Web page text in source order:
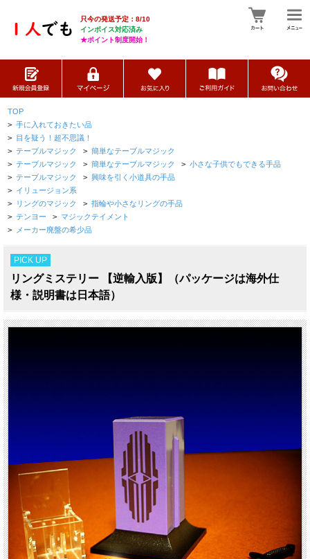
只今の発送予定：8/10
インボイス対応済み
★ポイント制度開始！
TOP
> 手に入れておきたい品
> 目を疑う！超不思議！
> テーブルマジック > 簡単なテーブルマジック
> テーブルマジック > 簡単なテーブルマジック > 小さな子供でもできる手品
> テーブルマジック > 興味を引く小道具の手品
> イリュージョン系
> リングのマジック > 指輪や小さなリングの手品
> テンヨー > マジックテイメント
> メーカー廃盤の希少品
PICK UP
リングミステリー 【逆輸入版】（パッケージは海外仕
様・説明書は日本語）